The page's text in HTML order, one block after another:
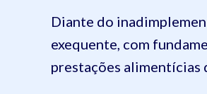
Diante do
exequente, com
prestações alimentícias